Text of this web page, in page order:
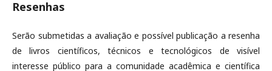
Resenhas
Serão submetidas a avaliação e possível publicação a resenha
de livros científicos, técnicos e tecnológicos de visível
interesse público para a comunidade acadêmica e científica